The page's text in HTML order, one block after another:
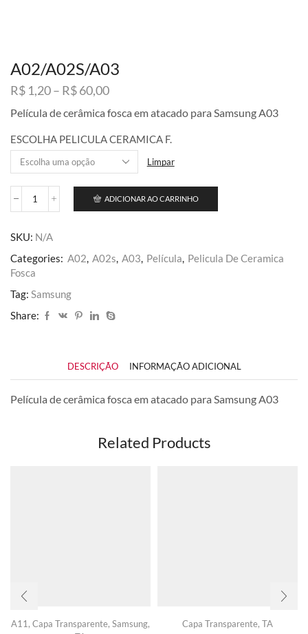
A02/A02S/A03
R$ 1,20– R$60,00Faixa
preço:
R$ 1,20
através
R$ 60,00
Película de cerâmica fosca em atacado para Samsung A03
ESCOLHA PELICULA CERAMICA F.
Limpar
A02/A02S/A03
ADICIONAR AO CARRINHO
SKU: N/A
Categories: A02, A02s, A03, Película, Pelicula De Ceramica
Fosca
Tag: Samsung
Share:
DESCRIÇÃO INFORMAÇÃO ADICIONAL
Película de cerâmica fosca em atacado para Samsung A03
Related Products
A11, Capa Transparente, Samsung,
Capa Transparente, TA